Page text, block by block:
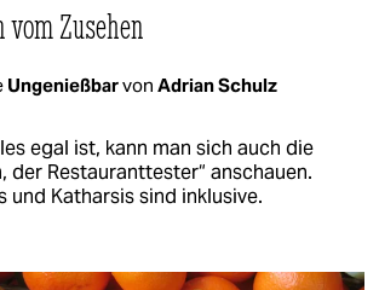
Zusehen
Ungenießbarvon Adrian Schulz
egal ist, kann man sich auch die
der Restauranttester“ anschauen.
und Katharsis sind inklusive.